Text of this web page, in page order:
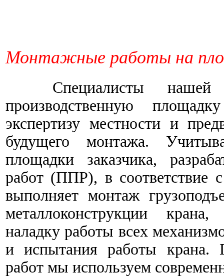
Монтажные работы на
Специалисты нашей
производственную
экспертизу местности и
будущего монтажа.
площадки заказчика,
работ (ППР), в соответствие
выполняет монтаж
металлоконструкции
наладку работы всех
и испытания работы крана.
работ мы используем